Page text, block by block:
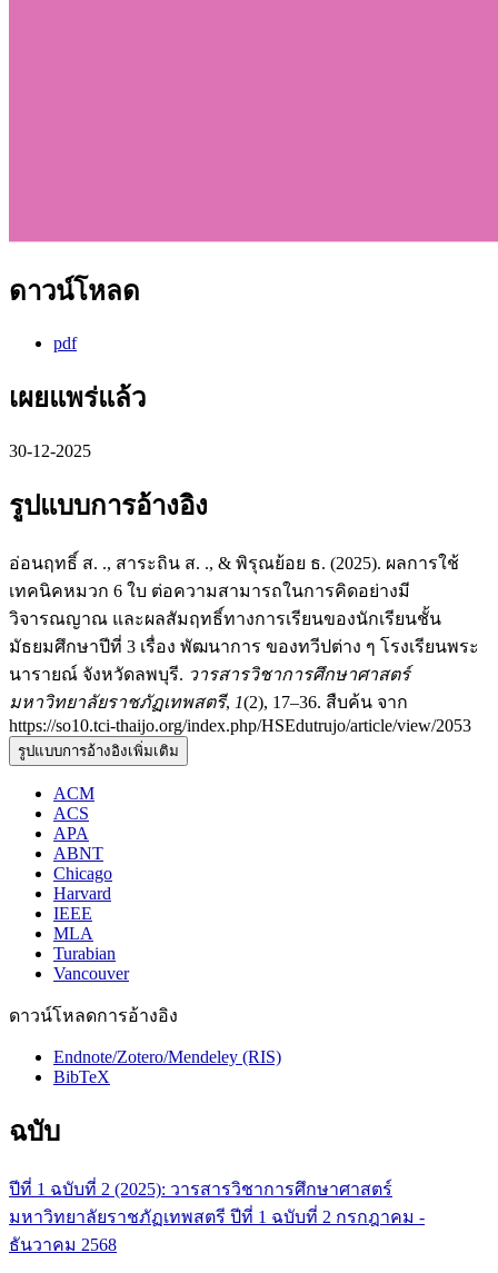
ดาวน์โหลด
pdf
เผยแพร่แล้ว
30-12-2025
รูปแบบการอ้างอิง
อ่อนฤทธิ์ ส. ., สาระถิน ส. ., & พิรุณย้อย ธ. (2025). ผลการใช้
เทคนิคหมวก 6 ใบ ต่อความสามารถในการคิดอย่างมี
วิจารณญาณ และผลสัมฤทธิ์ทางการเรียนของนักเรียนชั้น
มัธยมศึกษาปีที่ 3 เรื่อง พัฒนาการ ของทวีปต่าง ๆ โรงเรียนพระ
นารายณ์ จังหวัดลพบุรี. วารสารวิชาการศึกษาศาสตร์
มหาวิทยาลัยราชภัฏเทพสตรี, 1(2), 17–36. สืบค้น จาก
https://so10.tci-thaijo.org/index.php/HSEdutrujo/article/view/2053
รูปแบบการอ้างอิงเพิ่มเติม
ACM
ACS
APA
ABNT
Chicago
Harvard
IEEE
MLA
Turabian
Vancouver
ดาวน์โหลดการอ้างอิง
Endnote/Zotero/Mendeley (RIS)
BibTeX
ฉบับ
ปีที่ 1 ฉบับที่ 2 (2025): วารสารวิชาการศึกษาศาสตร์
มหาวิทยาลัยราชภัฏเทพสตรี ปีที่ 1 ฉบับที่ 2 กรกฎาคม -
ธันวาคม 2568